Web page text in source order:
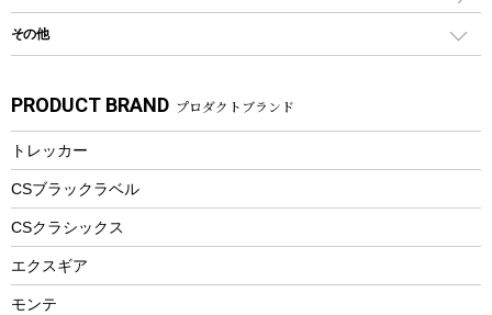
バーベキューツール
カトラリー
マグカップ、カップ
ステンレスボトル
フードボトル
トレー
ランチョンマット
その他アウトドア雑貨
スプレー関係
ツール、他
パドル
ヘルメット
エアーポンプ
アクセサリー
シティサイクル
自転車ウェア
ラッシュガード
パラソル
フローティングベスト
ヘルメット
エアーポンプ
ビーチテント
ウィンター
その他
湯たんぽ
防災用品
PRODUCT BRAND プロダクトブランド
トレッカー
CSブラックラベル
CSクラシックス
エクスギア
モンテ